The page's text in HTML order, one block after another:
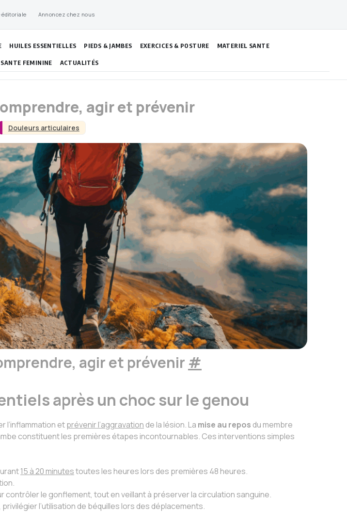
éditoriale Annoncez chez nous
HUILES ESSENTIELLES PIEDS & JAMBES EXERCICES & POSTURE MATERIEL SANTE
FEMININE ACTUALITÉS
Douleurs articulaires
agir et prévenir
agir et prévenir #
après un choc sur le genou
l’inflammation etprévenir l’aggravation de la lésion. La mise au repos du membre
constituent les premières étapes incontournables. Ces interventions simples
15 à 20 minutestoutes les heures lors des premières 48 heures.
contrôler le gonflement, tout en veillant à préserver la circulation sanguine.
, privilégier l’utilisation de béquilles lors des déplacements.